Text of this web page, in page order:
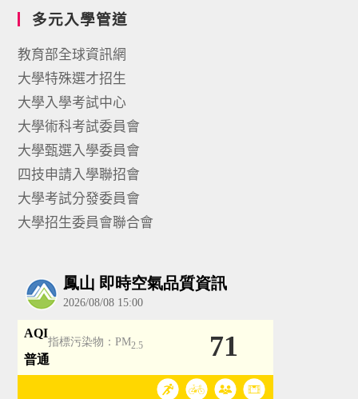
多元入學管道
教育部全球資訊網
大學特殊選才招生
大學入學考試中心
大學術科考試委員會
大學甄選入學委員會
四技申請入學聯招會
大學考試分發委員會
大學招生委員會聯合會